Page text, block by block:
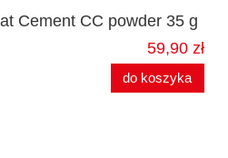
Cement CC powder 35 g
59,90 zł
do koszyka